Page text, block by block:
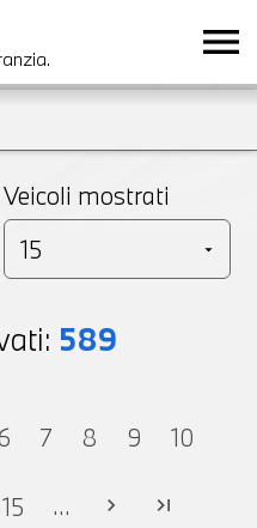
menu
Veicoli mostrati
589
7 8 9 10
15 ... chevron_right last_page